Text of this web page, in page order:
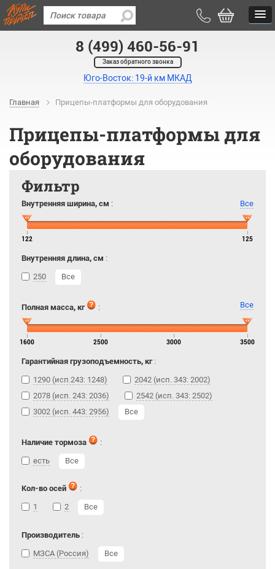
8 (499) 460-56-91
Заказ обратного звонка
Юго-Восток: 19-й км МКАД
Главная Прицепы-платформы для оборудования
Прицепы-платформы для
оборудования
Фильтр
Внутренняя ширина, см : Все
122 125
Внутренняя длина, см :
250
Все
Полная масса, кг : Все
1600 2500 3000 3500
Гарантийная грузоподъемность, кг:
1290 (исп.243: 1248)
2042 (исп. 343: 2002)
2078 (исп. 243: 2036)
2542 (исп. 343: 2502)
3002 (исп. 443: 2956)
Все
Наличие тормоза
:
есть
Все
Кол-во осей
:
1
2 Все
Производитель :
МЗСА (Россия)
Все